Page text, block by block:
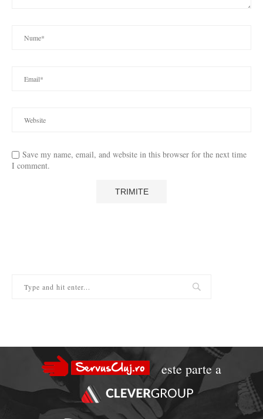
Save my name, email, and website in this browser for the next time
I comment.
este parte a